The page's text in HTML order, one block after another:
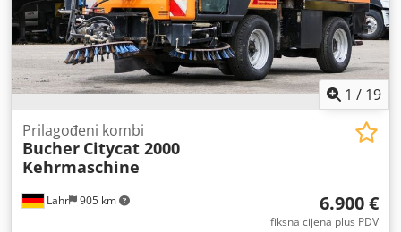
1 / 19
Lahr 905 km
Prilagođeni kombi
Bucher Citycat 2000
Kehrmaschine
6.900 €
fiksna cijena plus PDV